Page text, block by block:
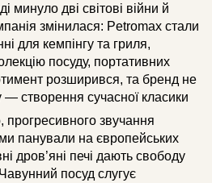
минуло дві світові війни й
змінилася: Petromax стали
для кемпінгу та гриля,
посуду, портативних
розширився, та бренд не
створення сучасної класики
прогресивного звучання
панували на європейських
дров’яні печі дають свободу
посуд слугує